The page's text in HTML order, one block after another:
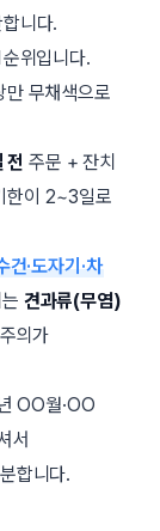
니다.
위입니다.
만 무채색으로
전 주문 + 잔치
한이 2~3일로
건·도자기·차
견과류(무염)
의가
OO월·OO
서
합니다.